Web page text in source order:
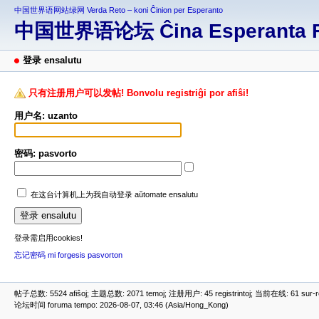
中国世界语网站绿网 Verda Reto – koni Ĉinion per Esperanto
中国世界语论坛 Ĉina Esperanta
登录 ensalutu
只有注册用户可以发帖! Bonvolu registriĝi por afiŝi!
用户名: uzanto
密码: pasvorto
在这台计算机上为我自动登录 aŭtomate ensalutu
登录需启用cookies!
忘记密码 mi forgesis pasvorton
帖子总数: 5524 afiŝoj; 主题总数: 2071 temoj; 注册用户: 45 registrintoj; 当前在线: 61
论坛时间 foruma tempo: 2026-08-07, 03:46 (Asia/Hong_Kong)